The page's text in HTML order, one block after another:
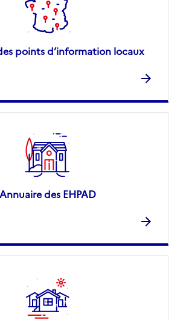
points d’information locaux
Annuaire des EHPAD